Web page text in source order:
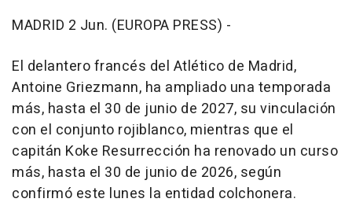
MADRID 2 Jun. (EUROPA PRESS) -
El delantero francés del Atlético de Madrid,
Antoine Griezmann, ha ampliado una temporada
más, hasta el 30 de junio de 2027, su vinculación
con el conjunto rojiblanco, mientras que el
capitán Koke Resurrección ha renovado un curso
más, hasta el 30 de junio de 2026, según
confirmó este lunes la entidad colchonera.